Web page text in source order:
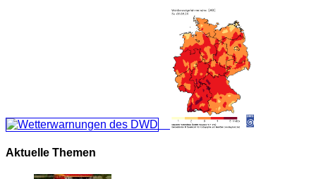
Aktuelle Themen